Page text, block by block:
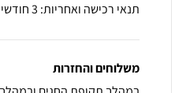
תנאי רכישה ואחריות: 3 חודשי אחריות על פגם ייצור
משלוחים והחזרות